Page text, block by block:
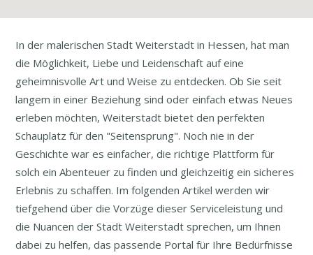
In der malerischen Stadt Weiterstadt in Hessen, hat man
die Möglichkeit, Liebe und Leidenschaft auf eine
geheimnisvolle Art und Weise zu entdecken. Ob Sie seit
langem in einer Beziehung sind oder einfach etwas Neues
erleben möchten, Weiterstadt bietet den perfekten
Schauplatz für den "Seitensprung". Noch nie in der
Geschichte war es einfacher, die richtige Plattform für
solch ein Abenteuer zu finden und gleichzeitig ein sicheres
Erlebnis zu schaffen. Im folgenden Artikel werden wir
tiefgehend über die Vorzüge dieser Serviceleistung und
die Nuancen der Stadt Weiterstadt sprechen, um Ihnen
dabei zu helfen, das passende Portal für Ihre Bedürfnisse